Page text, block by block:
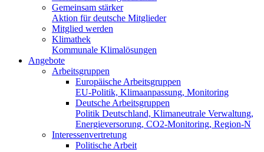
Gemeinsam stärker
Aktion für deutsche Mitglieder
Mitglied werden
Klimathek
Kommunale Klimalösungen
Angebote
Arbeitsgruppen
Europäische Arbeitsgruppen
EU-Politik, Klimaanpassung, Monitoring
Deutsche Arbeitsgruppen
Politik Deutschland, Klimaneutrale Verwaltung,
Energieversorung, CO2-Monitoring, Region-N
Interessenvertretung
Politische Arbeit